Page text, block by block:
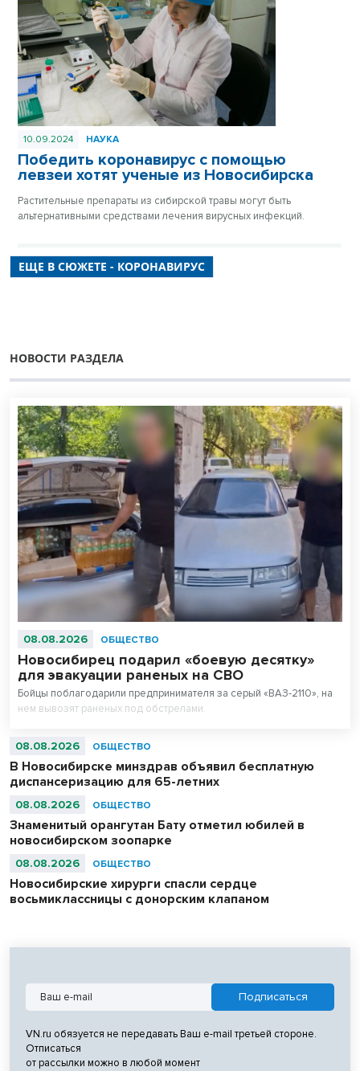
10.09.2024 НАУКА
Победить коронавирус с помощью
левзеи хотят ученые из Новосибирска
Растительные препараты из сибирской травы могут быть
альтернативными средствами лечения вирусных инфекций.
ЕЩЕ В СЮЖЕТЕ - КОРОНАВИРУС
НОВОСТИ РАЗДЕЛА
08.08.2026 ОБЩЕСТВО
Новосибирец подарил «боевую десятку»
для эвакуации раненых на СВО
Бойцы поблагодарили предпринимателя за серый «ВАЗ-2110», на
нем вывозят раненых под обстрелами.
08.08.2026 ОБЩЕСТВО
В Новосибирске минздрав объявил бесплатную
диспансеризацию для 65-летних
08.08.2026 ОБЩЕСТВО
Знаменитый орангутан Бату отметил юбилей в
новосибирском зоопарке
08.08.2026 ОБЩЕСТВО
Новосибирские хирурги спасли сердце
восьмиклассницы с донорским клапаном
VN.ru обязуется не передавать Ваш e-mail третьей стороне.
Отписаться
от рассылки можно в любой момент